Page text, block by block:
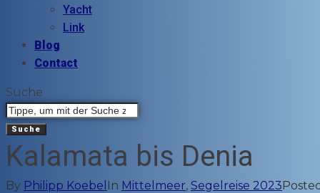
Yacht
Link
Blog
Contact
Suche
Suche
Kalamata bis Denia
By Philipp Koebel In Mittelmeer, Segelreise 2023